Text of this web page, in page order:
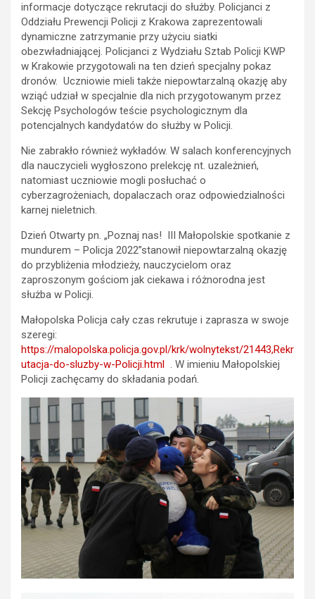
informacje dotyczące rekrutacji do służby. Policjanci z
Oddziału Prewencji Policji z Krakowa zaprezentowali
dynamiczne zatrzymanie przy użyciu siatki
obezwładniającej. Policjanci z Wydziału Sztab Policji KWP
w Krakowie przygotowali na ten dzień specjalny pokaz
dronów. Uczniowie mieli także niepowtarzalną okazję aby
wziąć udział w specjalnie dla nich przygotowanym przez
Sekcję Psychologów teście psychologicznym dla
potencjalnych kandydatów do służby w Policji.
Nie zabrakło również wykładów. W salach konferencyjnych
dla nauczycieli wygłoszono prelekcję nt. uzależnień,
natomiast uczniowie mogli posłuchać o
cyberzagrożeniach, dopalaczach oraz odpowiedzialności
karnej nieletnich.
Dzień Otwarty pn. „Poznaj nas! III Małopolskie spotkanie z
mundurem – Policja 2022”stanowił niepowtarzalną okazję
do przybliżenia młodzieży, nauczycielom oraz
zaproszonym gościom jak ciekawa i różnorodna jest
służba w Policji.
Małopolska Policja cały czas rekrutuje i zaprasza w swoje
szeregi:
https://malopolska.policja.gov.pl/krk/wolnytekst/21443,Rekr
utacja-do-sluzby-w-Policji.html . W imieniu Małopolskiej
Policji zachęcamy do składania podań.